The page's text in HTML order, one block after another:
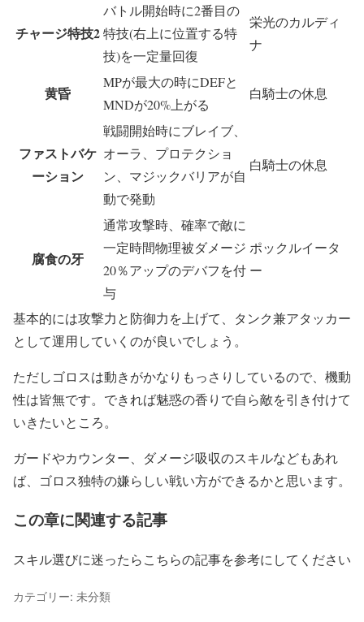
チャージ特技2
バトル開始時に2番目の
特技(右上に位置する特
技)を一定量回復
栄光のカルディ
ナ
黄昏
MPが最大の時にDEFと
MNDが20%上がる
白騎士の休息
ファストバケ
ーション
戦闘開始時にブレイブ、
オーラ、プロテクショ
ン、マジックバリアが自
動で発動
白騎士の休息
腐食の牙
通常攻撃時、確率で敵に
一定時間物理被ダメージ
20％アップのデバフを付
与
ポックルイータ
ー
基本的には攻撃力と防御力を上げて、タンク兼アタッカー
として運用していくのが良いでしょう。
ただしゴロスは動きがかなりもっさりしているので、機動
性は皆無です。できれば魅惑の香りで自ら敵を引き付けて
いきたいところ。
ガードやカウンター、ダメージ吸収のスキルなどもあれ
ば、ゴロス独特の嫌らしい戦い方ができるかと思います。
この章に関連する記事
スキル選びに迷ったらこちらの記事を参考にしてください
カテゴリー: 未分類